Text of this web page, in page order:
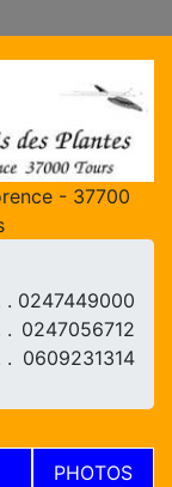
- 37700
0247449000
0247056712
0609231314
PHOTOS